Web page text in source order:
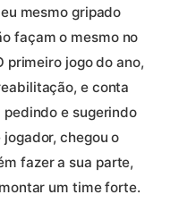
mesmo gripado
façam o mesmo no
primeiro jogo do ano,
e conta
e sugerindo
chegou o
fazer a sua parte,
um time forte.